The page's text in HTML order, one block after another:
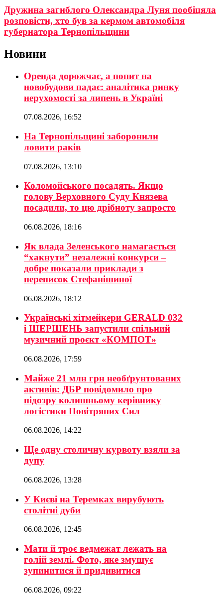
Дружина загиблого Олександра Луня пообіцяла
розповісти, хто був за кермом автомобіля
губернатора Тернопільщини
Новини
Оренда дорожчає, а попит на
новобудови падає: аналітика ринку
нерухомості за липень в Україні
07.08.2026, 16:52
На Тернопільщині заборонили
ловити раків
07.08.2026, 13:10
Коломойського посадять. Якщо
голову Верховного Суду Князева
посадили, то цю дрібноту запросто
06.08.2026, 18:16
Як влада Зеленського намагається
“хакнути” незалежні конкурси –
добре показали приклади з
переписок Стефанішиної
06.08.2026, 18:12
Українські хітмейкери GERALD 032
і ШЕРШЕНЬ запустили спільний
музичний проєкт «КОМПОТ»
06.08.2026, 17:59
Майже 21 млн грн необґрунтованих
активів: ДБР повідомило про
підозру колишньому керівнику
логістики Повітряних Сил
06.08.2026, 14:22
Ще одну столичну курвоту взяли за
дупу
06.08.2026, 13:28
У Києві на Теремках вирубують
столітні дуби
06.08.2026, 12:45
Мати й троє ведмежат лежать на
голій землі. Фото, яке змушує
зупинитися й придивитися
06.08.2026, 09:22